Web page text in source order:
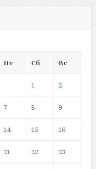
Пт Сб Вс
1 2
7 8 9
14 15 16
21 22 23